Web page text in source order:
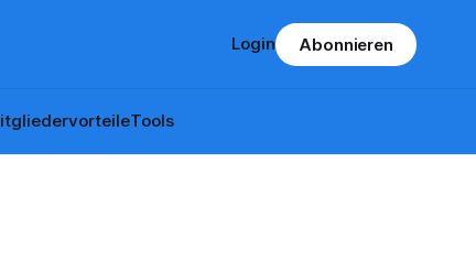
Tools
Login Abonnieren